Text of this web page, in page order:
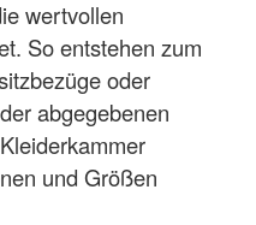
wertvollen
So entstehen zum
oder
abgegebenen
und Größen